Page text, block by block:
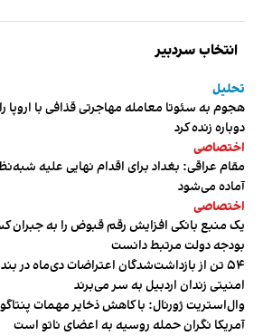
انتخاب سردبیر
تحلیل
هجوم به سئوتا معامله مهاجرتی قذافی با اروپا را
دوباره زنده کرد
اختصاصی
مقام عراقی: بغداد برای اقدام نهایی علیه
آماده می‌شود
اختصاصی
یک منبع بانکی افزایش رقم قبوض را به جبران
بودجه دولت مرتبط دانست
۵۴ تن از بازداشت‌شدگان اعتراضات دی‌ماه در بند
امنیتی زندان اردبیل به سر می‌برند
وال‌استریت ژورنال: با کاهش ذخایر مهمات
آمریکا نگران حمله روسیه به اعضای ناتو‌ است